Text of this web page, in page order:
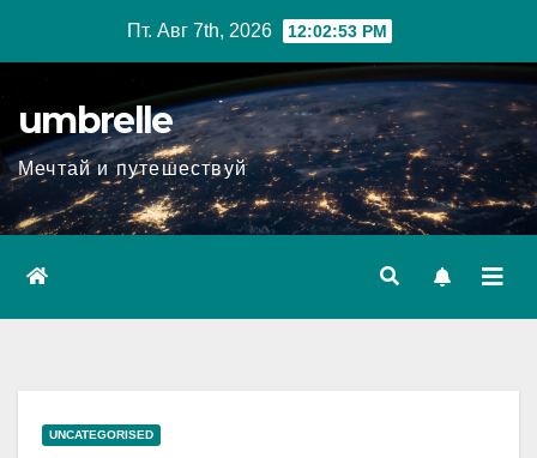
Пт. Авг 7th, 2026 12:02:54 PM
umbrelle
Мечтай и путешествуй
UNCATEGORISED